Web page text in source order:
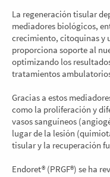
La regeneración tisular
mediadores biológicos,
crecimiento, citoquinas y
proporciona soporte al
optimizando los
tratamientos
Gracias a estos
como la proliferación y
vasos sanguíneos
lugar de la lesión
tisular y la recuperación
Endoret® (PRGF®) se ha